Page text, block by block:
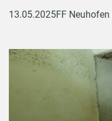
13.05.2025FF